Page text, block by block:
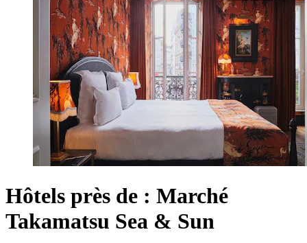
Hôtels près de : Marché
Takamatsu Sea & Sun